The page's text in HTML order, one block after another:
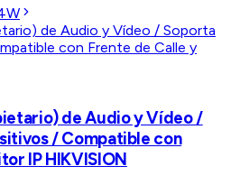
de Audio y Vídeo /
/ Compatible con
IP HIKVISION